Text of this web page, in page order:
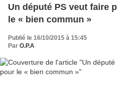
Un député PS veut faire
le « bien commun »
Publié le 16/10/2015 à 15:45
Par O.P.A